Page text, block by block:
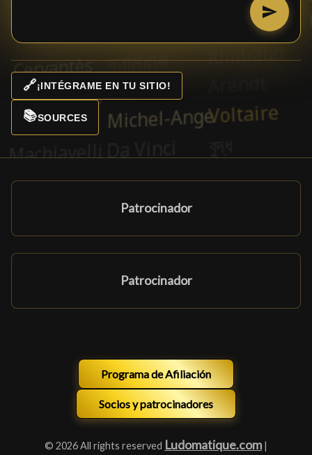
🔗¡INTÉGRAME EN TU SITIO!
📚SOURCES
Patrocinador
Patrocinador
Programa de Afiliación
Socios y patrocinadores
© 2026 All rights reserved Ludomatique.com |